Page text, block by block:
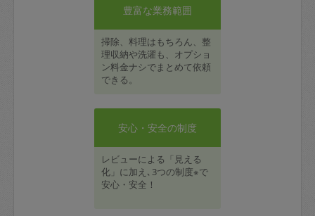
豊富な業務範囲
掃除、料理はもちろん、整
理収納や洗濯も、オプショ
ン料金ナシでまとめて依頼
できる。
安心・安全の制度
レビューによる「見える
化」に加え､3つの制度※で
安心・安全！